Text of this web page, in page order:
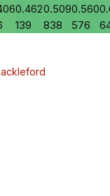
0.462
139
0.509
838
0.560
576